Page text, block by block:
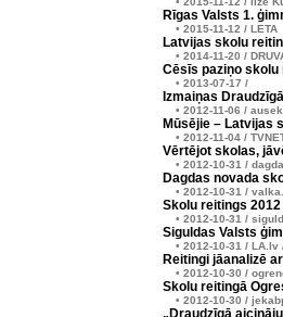
Rīgas Valsts 1.
• 2015-11-12 / LETA
Latvijas skolu
• 2014-11-20 /
Cēsīs paziņo skolu
• 2013-07-17 /
Izmaiņas
• 2012-11-06 /
Mūsējie – Latvijas
• 2012-11-04 /
Vērtējot skolas,
• 2012-10-31 /
Dagdas novada
• 2012-10-31 /
Skolu reitings 2012
• 2012-10-31 /
Siguldas Valsts
• 2012-10-31 / LA.lv
Reitingi jāanalizē
• 2012-10-30 /
Skolu reitingā
• 2012-10-30 /
„Draudzīgā